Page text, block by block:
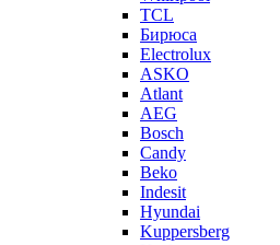
TCL
Бирюса
Electrolux
ASKO
Atlant
AEG
Bosch
Candy
Beko
Indesit
Hyundai
Kuppersberg